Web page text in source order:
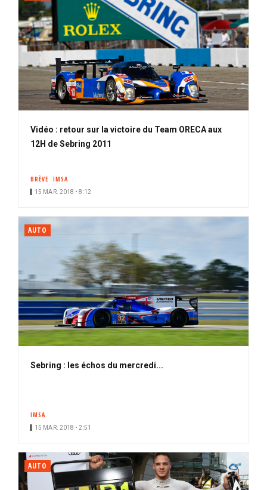
Vidéo : retour sur la victoire du Team ORECA aux
12H de Sebring 2011
BRÈVE IMSA
15 MAR. 2018 • 8:12
AUTO
Sebring : les échos du mercredi...
IMSA
15 MAR. 2018 • 2:51
AUTO